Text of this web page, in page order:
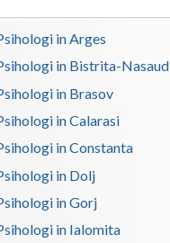
Timis
Tulcea
Valcea
Vaslui
Vrancea
in Arges
in Bistrita-Nasaud
in Brasov
in Calarasi
in Constanta
in Dolj
in Gorj
in Ialomita